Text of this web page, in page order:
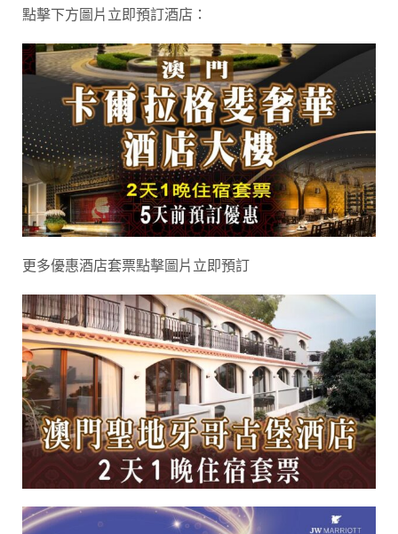
點擊下方圖片立即預訂酒店：
更多優惠酒店套票點擊圖片立即預訂